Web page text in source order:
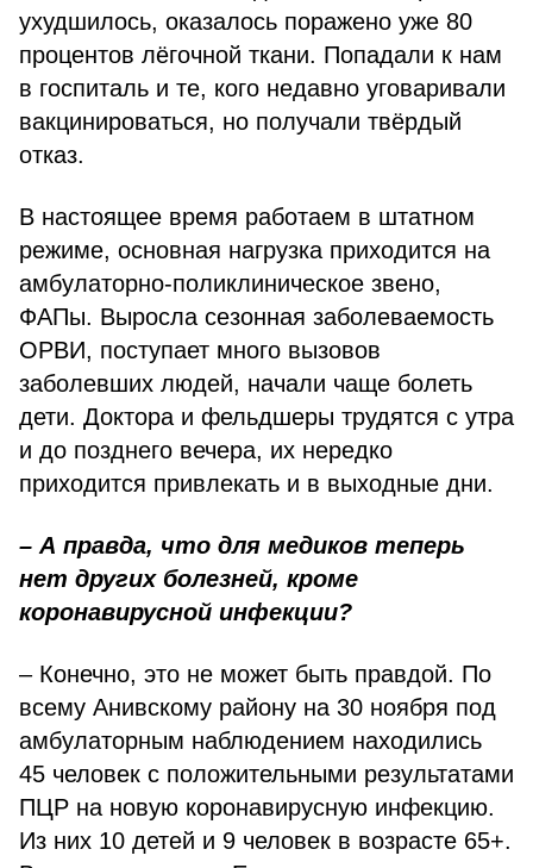
ухудшилось, оказалось поражено уже 80
процентов лёгочной ткани. Попадали к нам
в госпиталь и те, кого недавно уговаривали
вакцинироваться, но получали твёрдый
отказ.
В настоящее время работаем в штатном
режиме, основная нагрузка приходится на
амбулаторно-поликлиническое звено,
ФАПы. Выросла сезонная заболеваемость
ОРВИ, поступает много вызовов
заболевших людей, начали чаще болеть
дети. Доктора и фельдшеры трудятся с утра
и до позднего вечера, их нередко
приходится привлекать и в выходные дни.
– А правда, что для медиков теперь
нет других болезней, кроме
коронавирусной инфекции?
– Конечно, это не может быть правдой. По
всему Анивскому району на 30 ноября под
амбулаторным наблюдением находились
45 человек с положительными результатами
ПЦР на новую коронавирусную инфекцию.
Из них 10 детей и 9 человек в возрасте 65+.